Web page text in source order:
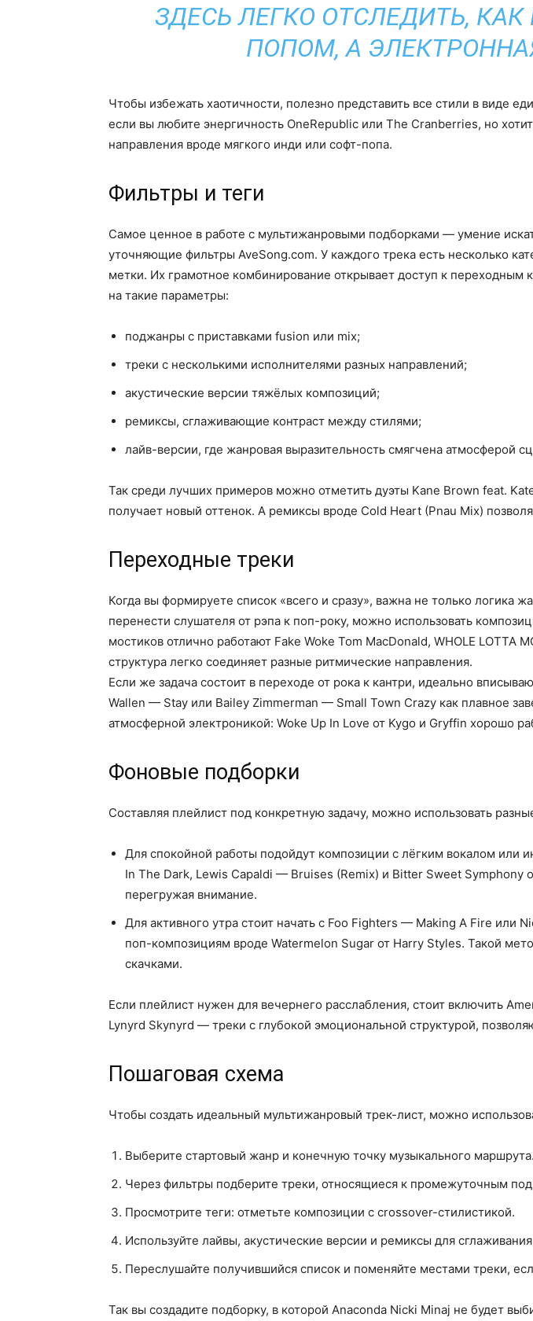
ЗДЕСЬ ЛЕГКО ОТСЛЕДИТЬ,
ПОПОМ, А
Чтобы избежать хаотичности, полезно представить все стили в виде
если вы любите энергичность OneRepublic или The Cranberries, но
направления вроде мягкого инди или софт-попа.
Фильтры и теги
Самое ценное в работе с мультижанровыми подборками — умение
уточняющие фильтры AveSong.com. У каждого трека есть несколько
метки. Их грамотное комбинирование открывает доступ к
на такие параметры:
поджанры с приставками fusion или mix;
треки с несколькими исполнителями разных направлений;
акустические версии тяжёлых композиций;
ремиксы, сглаживающие контраст между стилями;
лайв-версии, где жанровая выразительность смягчена атмосферой
Так среди лучших примеров можно отметить дуэты Kane Brown feat.
получает новый оттенок. А ремиксы вроде Cold Heart (Pnau Mix)
Переходные треки
Когда вы формируете список «всего и сразу», важна не только логика
перенести слушателя от рэпа к поп-року, можно использовать
мостиков отлично работают Fake Woke Tom MacDonald, WHOLE
структура легко соединяет разные ритмические направления.
Если же задача состоит в переходе от рока к кантри, идеально
Wallen — Stay или Bailey Zimmerman — Small Town Crazy как плавное
атмосферной электроникой: Woke Up In Love от Kygo и Gryffin хорошо
Фоновые подборки
Составляя плейлист под конкретную задачу, можно использовать
Для спокойной работы подойдут композиции с лёгким вокалом
In The Dark, Lewis Capaldi — Bruises (Remix) и Bitter Sweet Symphony
перегружая внимание.
Для активного утра стоит начать с Foo Fighters — Making A Fire
поп-композициям вроде Watermelon Sugar от Harry Styles. Такой
скачками.
Если плейлист нужен для вечернего расслабления, стоит включить
Lynyrd Skynyrd — треки с глубокой эмоциональной структурой,
Пошаговая схема
Чтобы создать идеальный мультижанровый трек-лист, можно
Выберите стартовый жанр и конечную точку музыкального маршрута.
Через фильтры подберите треки, относящиеся к промежуточным
Просмотрите теги: отметьте композиции с crossover-стилистикой.
Используйте лайвы, акустические версии и ремиксы для
Переслушайте получившийся список и поменяйте местами треки,
Так вы создадите подборку, в которой Anaconda Nicki Minaj не будет